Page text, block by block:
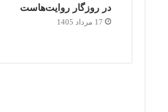
در روزگار روایت‌هاست
17 مرداد 1405